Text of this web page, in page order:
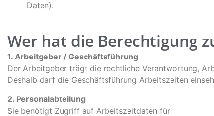
Daten).
Wer hat die Berechtigung
1. Arbeitgeber / Geschäftsführung
Der Arbeitgeber trägt die rechtliche Verantwortung,
Deshalb darf die Geschäftsführung Arbeitszeiten
2. Personalabteilung
Sie benötigt Zugriff auf Arbeitszeitdaten für: